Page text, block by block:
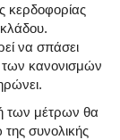
κερδοφορίας
να σπάσει
των κανονισμών
των μέτρων θα
συνολικής